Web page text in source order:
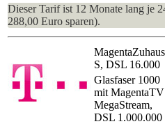
Dieser Tarif ist 12 Monate lang je
288,00 Euro sparen).
S, DSL 16.000
Glasfaser 1000
mit MagentaTV
MegaStream,
DSL 1.000.000